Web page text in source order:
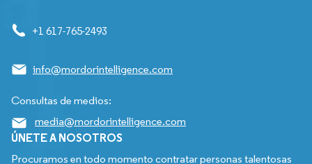
+1 617-765-2493
info@mordorintelligence.com
Consultas de medios:
media@mordorintelligence.com
ÚNETE A NOSOTROS
Procuramos en todo momento contratar personas talentosas